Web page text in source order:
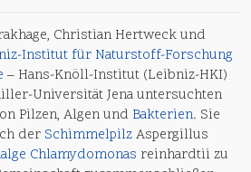
Christian Hertweck und
Institut für Naturstoff-Forschung
– Hans-Knöll-Institut (Leibniz-HKI)
Universität Jena untersuchten
Pilzen, Algen und Bakterien. Sie
der SchimmelpilzAspergillus
Chlamydomonas reinhardtii zu